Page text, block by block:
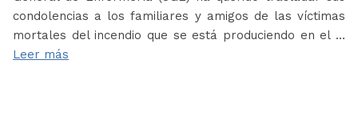
condolencias a los familiares y amigos de las víctimas
mortales del incendio que se está produciendo en el …
Leer más